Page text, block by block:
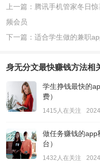
上一篇：腾讯手机管家冬日
频会员
下一篇：适合学生做的兼职
身无分文最快赚钱方法相
学生挣钱最快的
费）
1415人在关注
做任务赚钱的app
台）
1432人在关注